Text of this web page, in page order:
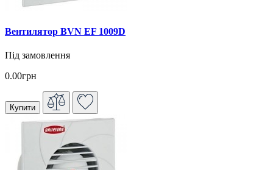
Вентилятор BVN EF 1009D
Під замовлення
0.00грн
Купити